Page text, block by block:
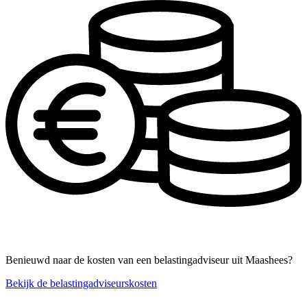
Benieuwd naar de kosten van een belastingadviseur uit Maashees?
Bekijk de belastingadviseurskosten